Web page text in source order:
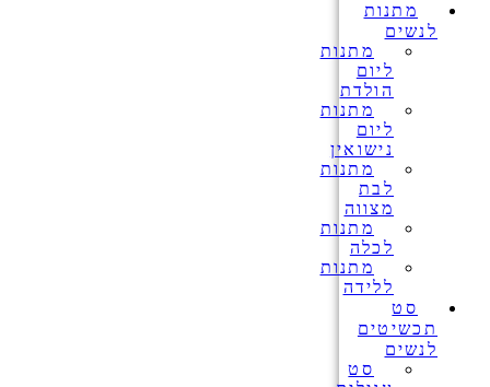
מתנות
לנשים
מתנות
ליום
הולדת
מתנות
ליום
נישואין
מתנות
לבת
מצווה
מתנות
לכלה
מתנות
ללידה
סט
תכשיטים
לנשים
סט